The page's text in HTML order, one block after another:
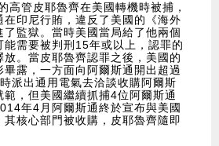
高管皮耶魯齊在美國轉機時被捕，
在印尼行賄，違反了美國的《海外
了監獄。當時美國當局給了他兩個
能需要被判刑15年或以上，認罪的
。當皮耶魯齊認罪之後，美國的
露，一方面向阿爾斯通開出超過
派出通用電氣去洽談收購阿爾斯
，但美國繼續抓捕4位阿爾斯通
年4月阿爾斯通終於宣布與美國
核心部門被收購，皮耶魯齊隨即